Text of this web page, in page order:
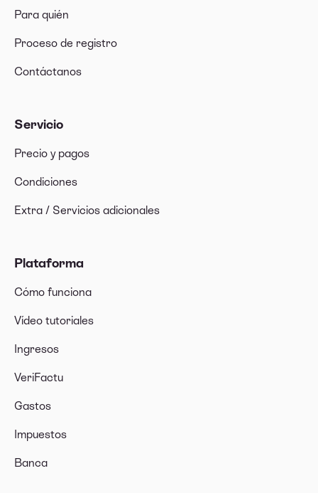
Para quién
Proceso de registro
Contáctanos
Servicio
Precio y pagos
Condiciones
Extra / Servicios adicionales
Plataforma
Cómo funciona
Vídeo tutoriales
Ingresos
VeriFactu
Gastos
Impuestos
Banca